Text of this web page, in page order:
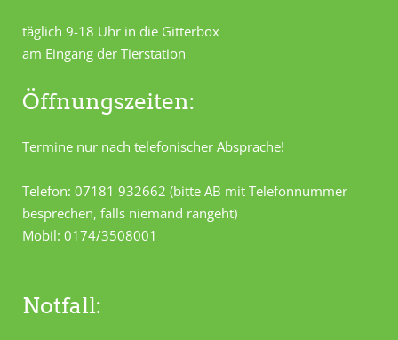
täglich 9-18 Uhr in die Gitterbox
am Eingang der Tierstation
Öffnungszeiten:
Termine nur nach telefonischer Absprache!
Telefon: 07181 932662 (bitte AB mit Telefonnummer
besprechen, falls niemand rangeht)
Mobil: 0174/3508001
Notfall: